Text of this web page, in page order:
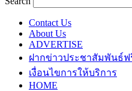
Contact Us
About Us
ADVERTISE
ฝากข่าวประชาสัมพันธ์ฟ
เงื่อนไขการให้บริการ
HOME